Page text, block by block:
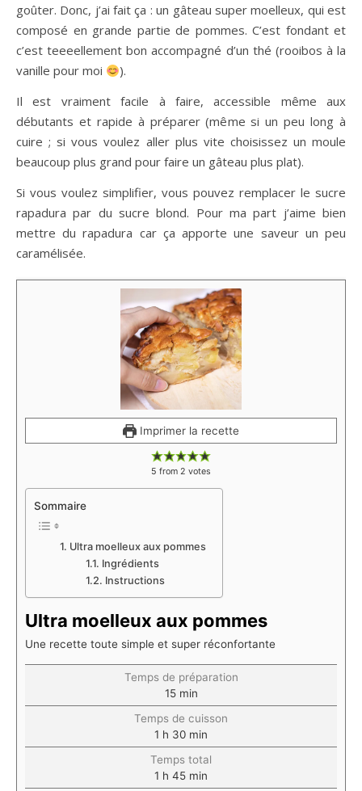
goûter. Donc, j’ai fait ça : un gâteau super moelleux, qui est
composé en grande partie de pommes. C’est fondant et
c’est teeeellement bon accompagné d’un thé (rooibos à la
vanille pour moi
).
Il est vraiment facile à faire, accessible même aux
débutants et rapide à préparer (même si un peu long à
cuire ; si vous voulez aller plus vite choisissez un moule
beaucoup plus grand pour faire un gâteau plus plat).
Si vous voulez simplifier, vous pouvez remplacer le sucre
rapadura par du sucre blond. Pour ma part j’aime bien
mettre du rapadura car ça apporte une saveur un peu
caramélisée.
Imprimer la recette
5 from 2 votes
Sommaire
Ultra moelleux aux pommes
Ingrédients
Instructions
Ultra moelleux aux pommes
Une recette toute simple et super réconfortante
Temps de préparation
15 min
Temps de cuisson
1 h 30 min
Temps total
1 h 45 min